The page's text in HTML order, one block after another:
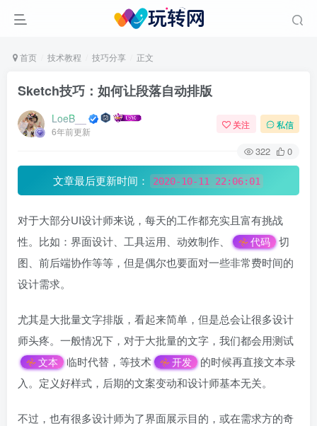
首页 技术教程 技巧分享 正文
Sketch技巧：如何让段落自动排版
LoeB__
6年前更新
关注 私信
322 0
文章最后更新时间： 2020-10-11 22:06:01
对于大部分UI设计师来说，每天的工作都充实且富有挑战
性。比如：界面设计、工具运用、动效制作、
代码
切
图、前后端协作等等，但是偶尔也要面对一些非常费时间的
设计需求。
尤其是大批量文字排版，看起来简单，但是总会让很多设计
师头疼。一般情况下，对于大批量的文字，我们都会用测试
文本 临时代替，等技术 开发
的时候再直接文本录
入。定义好样式，后期的文案变动和设计师基本无关。
不过，也有很多设计师为了界面展示目的，或在需求方的奇